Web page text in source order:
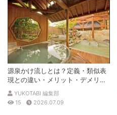
源泉かけ流しとは？定義・類似表
現との違い・メリット・デメリッ
トを解説
YUKOTABI 編集部
15
2026.07.09